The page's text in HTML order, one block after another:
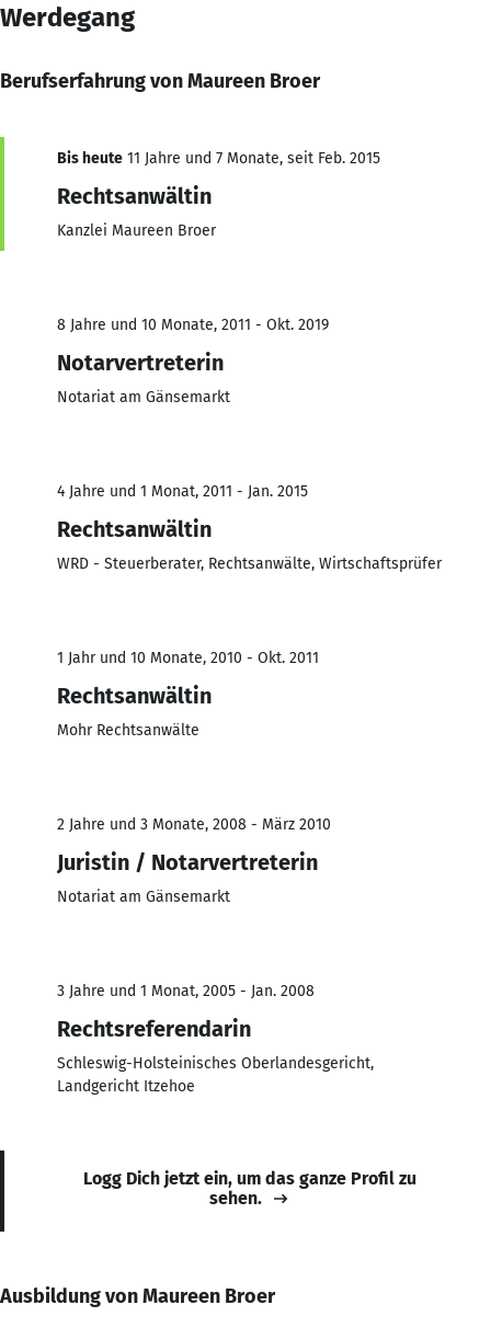
Werdegang
Berufserfahrung von Maureen Broer
Bis heute 11 Jahre und 7 Monate, seit Feb. 2015
Rechtsanwältin
Kanzlei Maureen Broer
8 Jahre und 10 Monate, 2011 - Okt. 2019
Notarvertreterin
Notariat am Gänsemarkt
4 Jahre und 1 Monat, 2011 - Jan. 2015
Rechtsanwältin
WRD - Steuerberater, Rechtsanwälte, Wirtschaftsprüfer
1 Jahr und 10 Monate, 2010 - Okt. 2011
Rechtsanwältin
Mohr Rechtsanwälte
2 Jahre und 3 Monate, 2008 - März 2010
Juristin / Notarvertreterin
Notariat am Gänsemarkt
3 Jahre und 1 Monat, 2005 - Jan. 2008
Rechtsreferendarin
Schleswig-Holsteinisches Oberlandesgericht,
Landgericht Itzehoe
Logg Dich jetzt ein, um das ganze Profil zu
sehen.
Ausbildung von Maureen Broer